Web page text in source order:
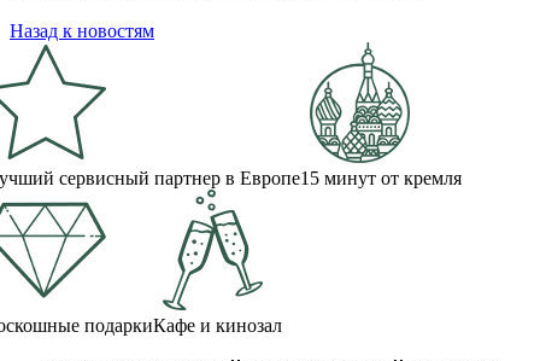
Назад к новостям
сервисный партнер в Европе15 минут от кремля
подаркиКафе и кинозал